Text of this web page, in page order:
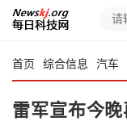
首页 综合信息 汽车
雷军宣布今